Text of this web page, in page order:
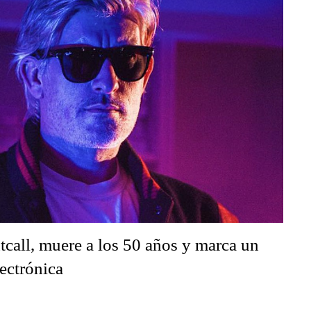
muere a los 50 años y marca un